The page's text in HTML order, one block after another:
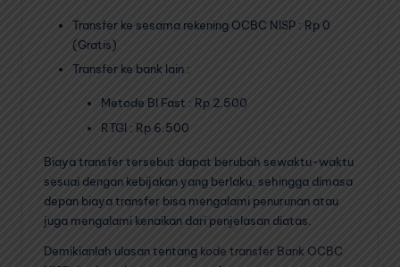
Transfer ke sesama rekening OCBC NISP : Rp 0
(Gratis)
Transfer ke bank lain :
Metode BI Fast : Rp 2.500
RTGI : Rp 6.500
Biaya transfer tersebut dapat berubah sewaktu-waktu
sesuai dengan kebijakan yang berlaku, sehingga dimasa
depan biaya transfer bisa mengalami penurunan atau
juga mengalami kenaikan dari penjelasan diatas.
Demikianlah ulasan tentang kode transfer Bank OCBC